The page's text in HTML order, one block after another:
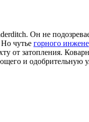
Он не
чутье горного
от затопления.
и одобрительную